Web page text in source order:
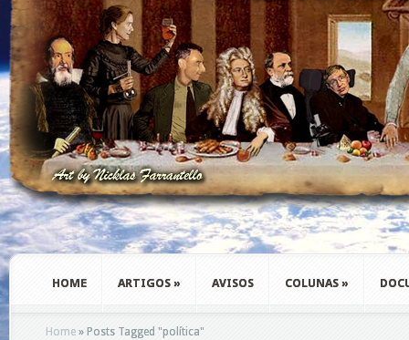
HOME ARTIGOS » AVISOS COLUNAS »
Home » Posts Tagged "política"